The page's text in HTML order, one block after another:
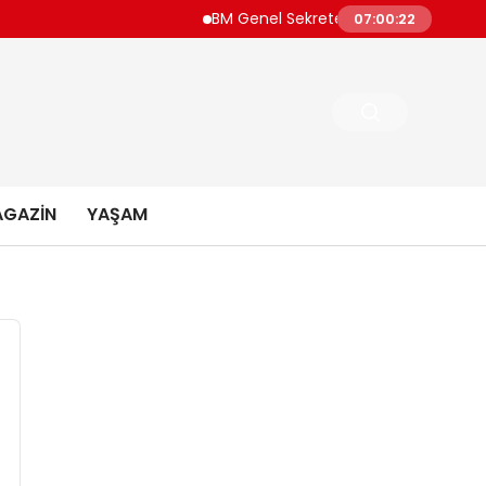
BM Genel Sekreteri Guterres Dünya Daha
07:00:23
YAŞAM